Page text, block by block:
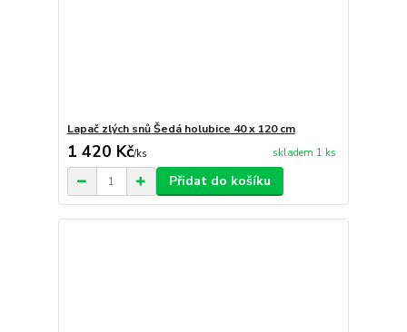
Lapač zlých snů Šedá holubice 40 x 120 cm
1 420 Kč/ks skladem 1 ks
Přidat do košíku